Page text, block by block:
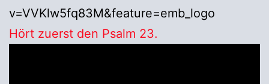
v=VVKlw5fq83M&feature=emb_logo
Hört zuerst den Psalm 23.